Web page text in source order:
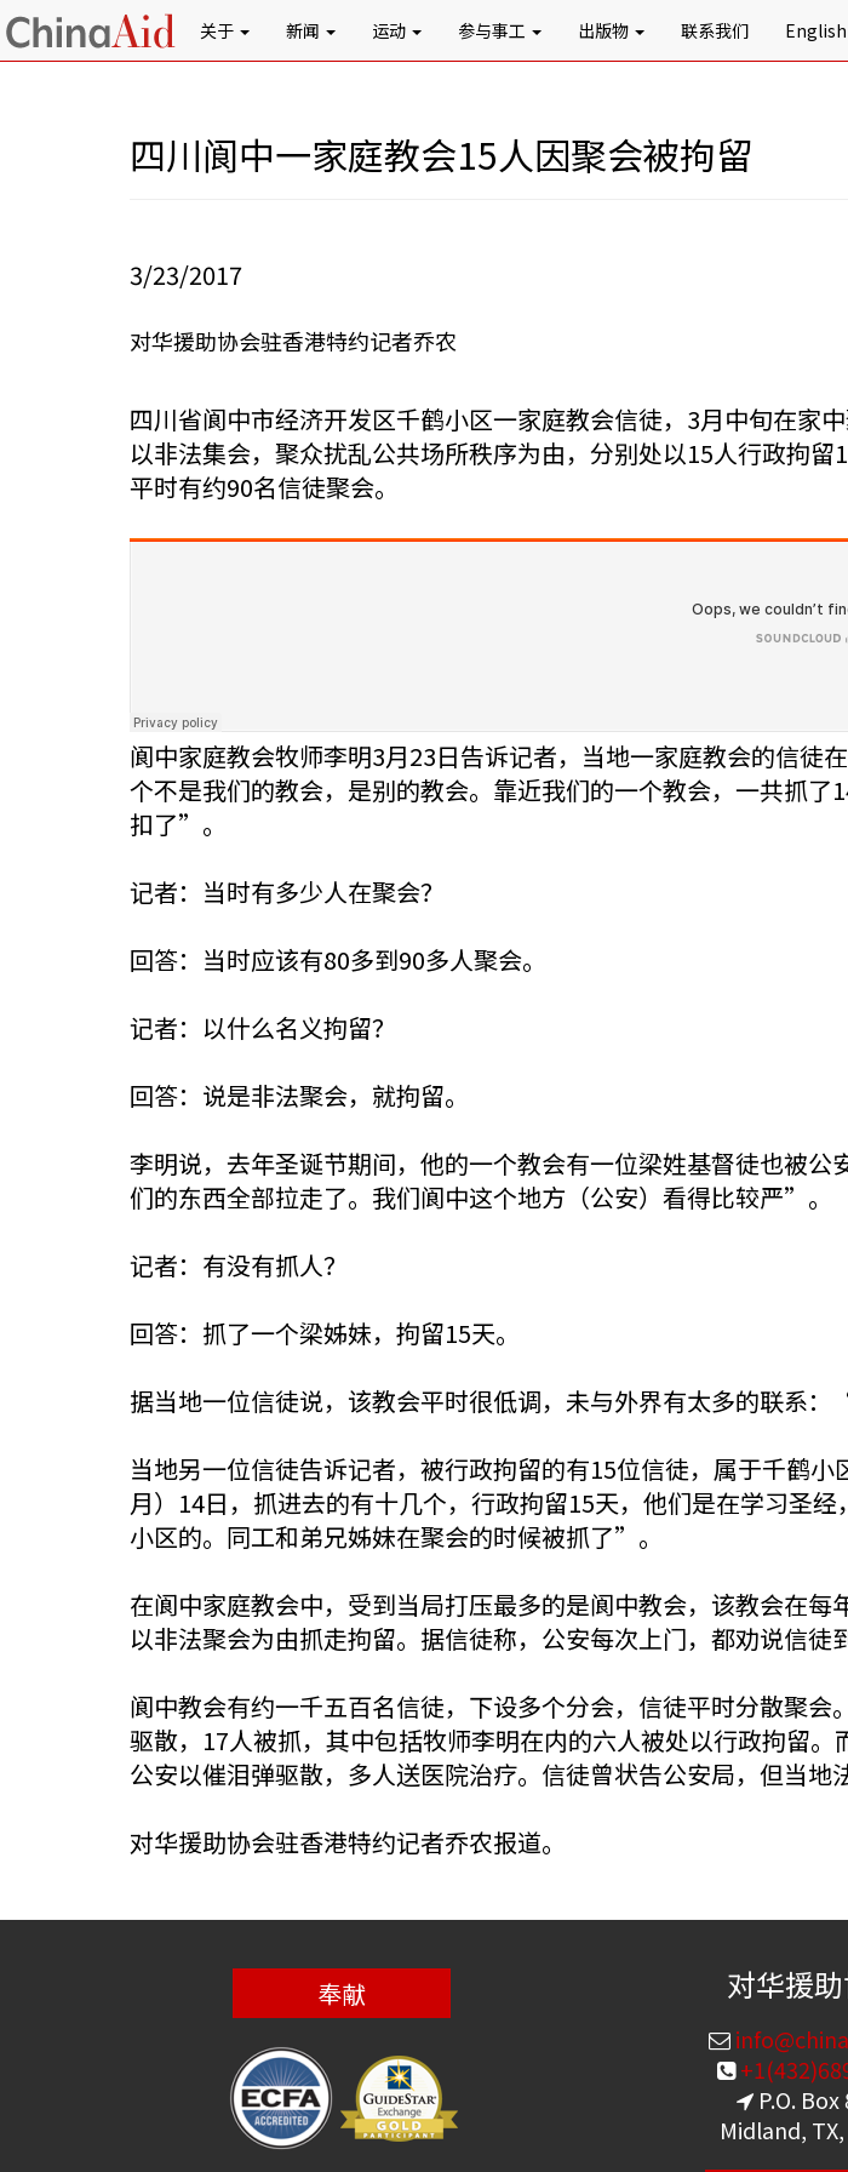
关于 新闻 运动 参与事工 出版物 联系我们 English
四川阆中一家庭教会15人因聚会被拘留
3/23/2017
对华援助协会驻香港特约记者乔农
四川省阆中市经济开发区千鹤小区一家庭教会信徒，3月中旬在家
以非法集会，聚众扰乱公共场所秩序为由，分别处以15人行政拘
平时有约90名信徒聚会。
阆中家庭教会牧师李明3月23日告诉记者，当地一家庭教会的信
个不是我们的教会，是别的教会。靠近我们的一个教会，一共抓
扣了”。
记者：当时有多少人在聚会？
回答：当时应该有80多到90多人聚会。
记者：以什么名义拘留？
回答：说是非法聚会，就拘留。
李明说，去年圣诞节期间，他的一个教会有一位梁姓基督徒也被
们的东西全部拉走了。我们阆中这个地方（公安）看得比较严”。
记者：有没有抓人？
回答：抓了一个梁姊妹，拘留15天。
据当地一位信徒说，该教会平时很低调，未与外界有太多的联系
当地另一位信徒告诉记者，被行政拘留的有15位信徒，属于千鹤
月）14日，抓进去的有十几个，行政拘留15天，他们是在学习圣
小区的。同工和弟兄姊妹在聚会的时候被抓了”。
在阆中家庭教会中，受到当局打压最多的是阆中教会，该教会在
以非法聚会为由抓走拘留。据信徒称，公安每次上门，都劝说信徒
阆中教会有约一千五百名信徒，下设多个分会，信徒平时分散聚
驱散，17人被抓，其中包括牧师李明在内的六人被处以行政拘留
公安以催泪弹驱散，多人送医院治疗。信徒曾状告公安局，但当地
对华援助协会驻香港特约记者乔农报道。
奉献 对华援
P.O. Box
Midland,